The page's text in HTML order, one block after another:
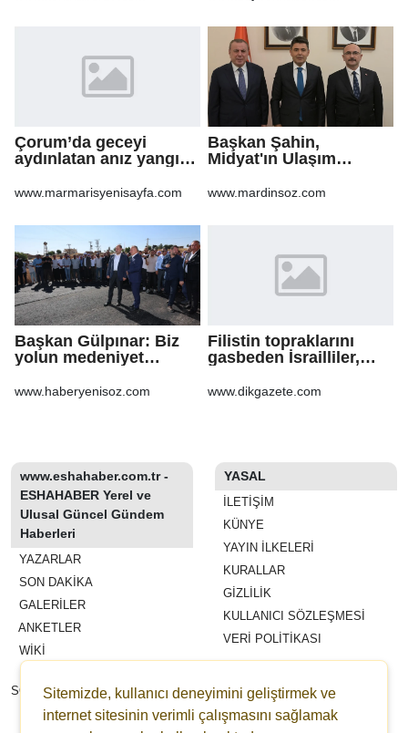
Çorum’da geceyi
aydınlatan anız yangını
www.marmarisyenisayfa.com
Başkan Şahin,
Midyat'ın Ulaşım
Taşıdı
www.mardinsoz.com
Başkan Gülpınar: Biz
yolun medeniyet
www.haberyenisoz.com
Filistin topraklarını
gasbeden İsrailliler,
Şeria’daki saldırılarını
www.dikgazete.com
www.eshahaber.com.tr -
ESHAHABER Yerel ve
Ulusal Güncel Gündem
Haberleri
YAZARLAR
SON DAKİKA
GALERİLER
ANKETLER
WİKİ
SÖZLEŞMESI
ESHAHABER
YASAL
İLETIŞIM
KÜNYE
YAYIN İLKELERI
KURALLAR
GIZLILIK
KULLANICI SÖZLEŞMESI
VERI POLITIKASI
Sitemizde, kullanıcı deneyimini geliştirmek ve
internet sitesinin verimli çalışmasını sağlamak